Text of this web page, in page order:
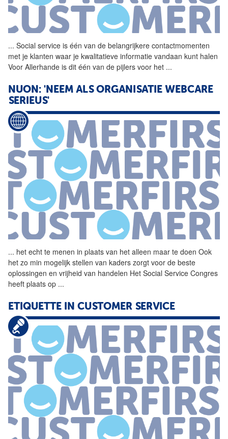
... Social service is één van de belangrijkere contactmomenten
met je klanten waar je kwalitatieve informatie vandaan kunt halen
Voor Allerhande is dit één van de pijlers voor het ...
NUON: 'NEEM ALS ORGANISATIE WEBCARE
SERIEUS'
... het echt te menen in plaats van het alleen maar te doen Ook
het zo min mogelijk stellen van kaders zorgt voor de beste
oplossingen en vrijheid van handelen Het Social Service Congres
heeft plaats op ...
ETIQUETTE IN CUSTOMER SERVICE